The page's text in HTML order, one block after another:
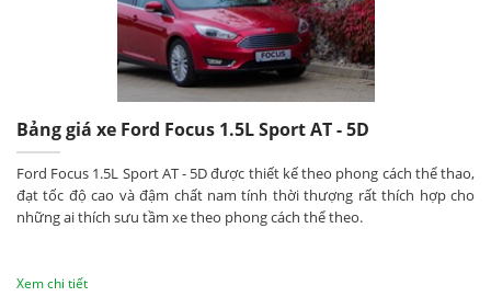
Bảng giá xe Ford Focus 1.5L Sport AT - 5D
Ford Focus 1.5L Sport AT - 5D được thiết kế theo phong cách thể thao,
đạt tốc độ cao và đậm chất nam tính thời thượng rất thích hợp cho
những ai thích sưu tầm xe theo phong cách thể theo.
Xem chi tiết